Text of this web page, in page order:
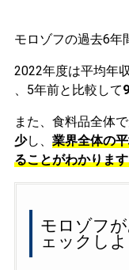
モロゾフの過去6年
2022年度は平均年
、5年前と比較して
また、食料品全体
少し、 業界全体の
ることがわかりま
モロゾフ
ェックしよ